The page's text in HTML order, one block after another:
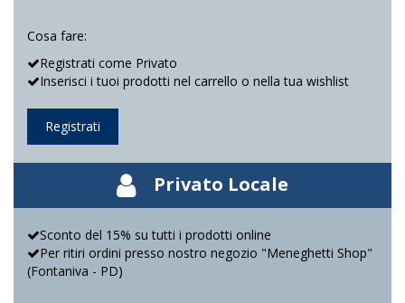
Cosa fare:
Registrati come Privato
Inserisci i tuoi prodotti nel carrello o nella tua wishlist
Registrati
Privato Locale
Sconto del 15% su tutti i prodotti online
Per ritiri ordini presso nostro negozio "Meneghetti Shop"
(Fontaniva - PD)